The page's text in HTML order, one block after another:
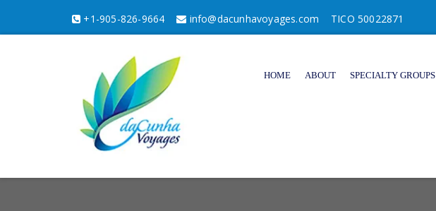
+1-905-826-9664 info@dacunhavoyages.com TICO 50022871
HOME ABOUT SPECIALTY GROUPS